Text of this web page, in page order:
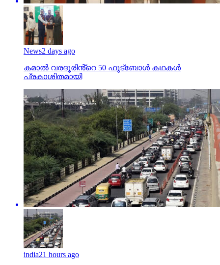
News2 days ago
കമാൽ വരദൂരിൻ്റെ 50 ഫുട്ബോൾ കഥകൾ
പ്രകാശിതമായി
india21 hours ago